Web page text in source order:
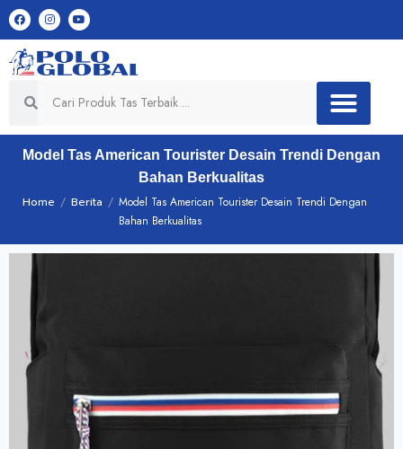
Model Tas American Tourister Desain Trendi Dengan
Bahan Berkualitas
Home / Berita / Model Tas American Tourister Desain Trendi Dengan
Bahan Berkualitas